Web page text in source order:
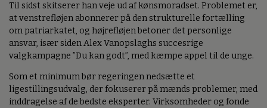
Til sidst skitserer han veje ud af kønsmoradset. Problemet er,
at venstrefløjen abonnerer på den strukturelle fortælling
om patriarkatet, og højrefløjen betoner det personlige
ansvar, især siden Alex Vanopslaghs succesrige
valgkampagne ”Du kan godt”, med kæmpe appel til de unge.
Som et minimum bør regeringen nedsætte et
ligestillingsudvalg, der fokuserer på mænds problemer, med
inddragelse af de bedste eksperter. Virksomheder og fonde